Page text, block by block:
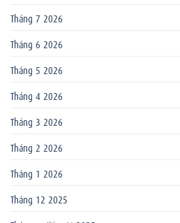
Tháng 7 2026
Tháng 6 2026
Tháng 5 2026
Tháng 4 2026
Tháng 3 2026
Tháng 2 2026
Tháng 1 2026
Tháng 12 2025